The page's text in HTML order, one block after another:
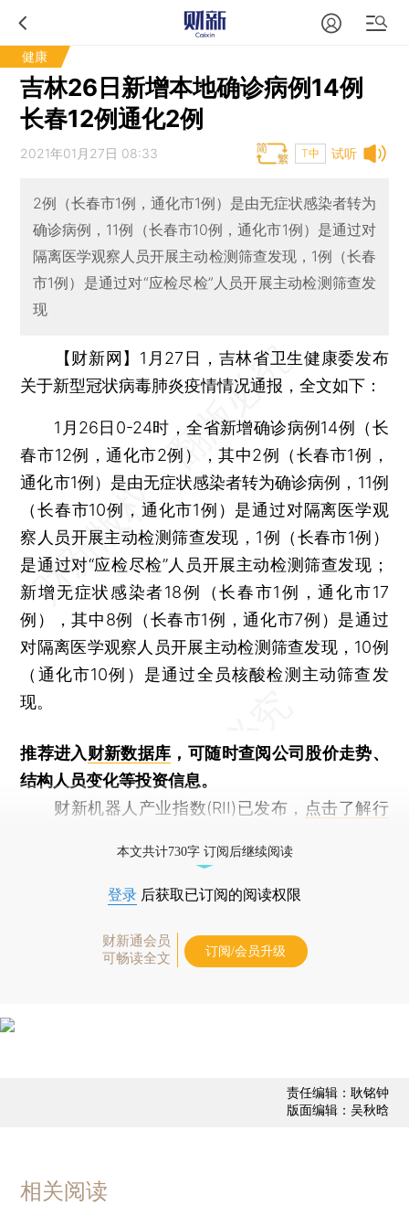
健康
吉林26日新增本地确诊病例14例
长春12例通化2例
试听
2021年01月27日 08:33 T中
2例（长春市1例，通化市1例）是由无症状感染者转为
确诊病例，11例（长春市10例，通化市1例）是通过对
隔离医学观察人员开展主动检测筛查发现，1例（长春
市1例）是通过对“应检尽检”人员开展主动检测筛查发
现
【财新网】 1月27日，吉林省卫生健康委发布
关于新型冠状病毒肺炎疫情情况通报，全文如下：
1月26日0-24时，全省新增确诊病例14例（长
春市12例，通化市2例），其中2例（长春市1例，
通化市1例）是由无症状感染者转为确诊病例，11例
（长春市10例，通化市1例）是通过对隔离医学观
察人员开展主动检测筛查发现，1例（长春市1例）
是通过对“应检尽检”人员开展主动检测筛查发现；
新增无症状感染者18例（长春市1例，通化市17
例），其中8例（长春市1例，通化市7例）是通过
对隔离医学观察人员开展主动检测筛查发现，10例
（通化市10例）是通过全员核酸检测主动筛查发
现。
推荐进入财新数据库 ，可随时查阅公司股价走势、
结构人员变化等投资信息。
财新机器人产业指数(RII)已发布， 点击了解行
本文共计730字 订阅后继续阅读
登录 后获取已订阅的阅读权限
财新通会员
可畅读全文
订阅/会员升级
责任编辑：耿铭钟
版面编辑：吴秋晗
相关阅读